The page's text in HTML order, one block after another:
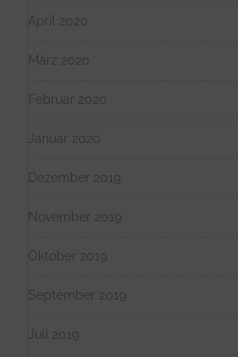
April 2020
März 2020
Februar 2020
Januar 2020
Dezember 2019
November 2019
Oktober 2019
September 2019
Juli 2019